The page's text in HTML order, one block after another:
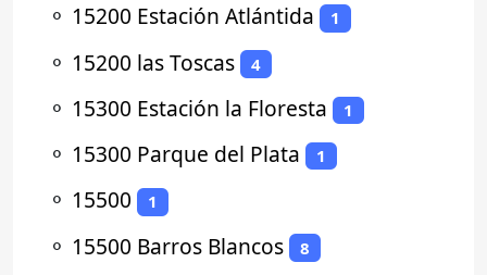
⚬ 15200 Estación Atlántida 1
⚬ 15200 las Toscas 4
⚬ 15300 Estación la Floresta 1
⚬ 15300 Parque del Plata 1
⚬ 15500 1
⚬ 15500 Barros Blancos 8